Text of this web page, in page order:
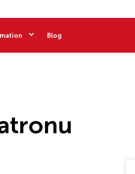
Blog